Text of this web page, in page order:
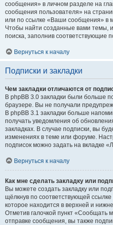
сообщения» в личном разделе на
сообщения пользователя» на
или по ссылке «Ваши сообщения» в
Чтобы найти созданные вами темы,
поиска, заполнив соответствующие
Вернуться к началу
Подписки и закладки
Чем закладки отличаются от
В phpBB 3.0 закладки были больше
браузере. Вы не получали
В phpBB 3.1 закладки больше
получать уведомления об
закладках. В случае подписки, вы
изменениях в теме или форуме.
подписок можно задать на вкладке
Вернуться к началу
Как мне сделать закладку или
Вы можете создать закладку или
щёлкнув по соответствующей
которое находится в верхней и
Отметив галочкой пункт «Сообщать
отправке сообщения, вы также